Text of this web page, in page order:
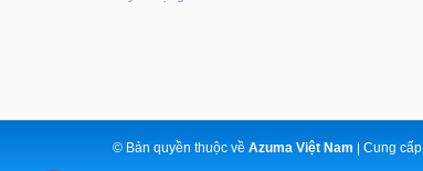
© Bản quyền thuộc về Azuma Việt Nam | Cung